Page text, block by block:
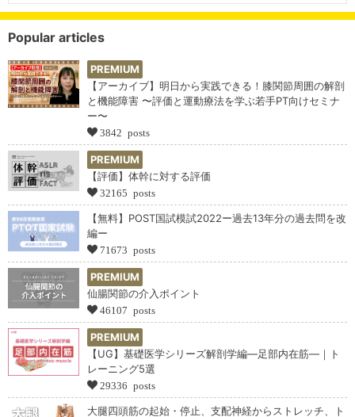
Popular articles
PREMIUM
【アーカイブ】明日から実践できる！膝関節周囲の解剖
と機能障害 〜評価と運動療法を学ぶ若手PT向けセミナ
ー〜
3842 posts
PREMIUM
【評価】体幹に対する評価
32165 posts
【無料】POST国試模試2022ー過去13年分の過去問を改
編ー
71673 posts
PREMIUM
仙腸関節の介入ポイント
46107 posts
PREMIUM
【UG】基礎医学シリーズ解剖学編―足部内在筋―｜ト
レーニング5選
29336 posts
大腿四頭筋の起始・停止、支配神経からストレッチ、ト